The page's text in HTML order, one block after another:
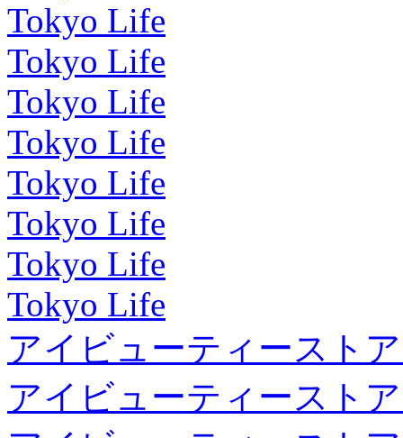
Tokyo Life
Tokyo Life
Tokyo Life
Tokyo Life
Tokyo Life
Tokyo Life
Tokyo Life
Tokyo Life
アイビューティースト
アイビューティースト